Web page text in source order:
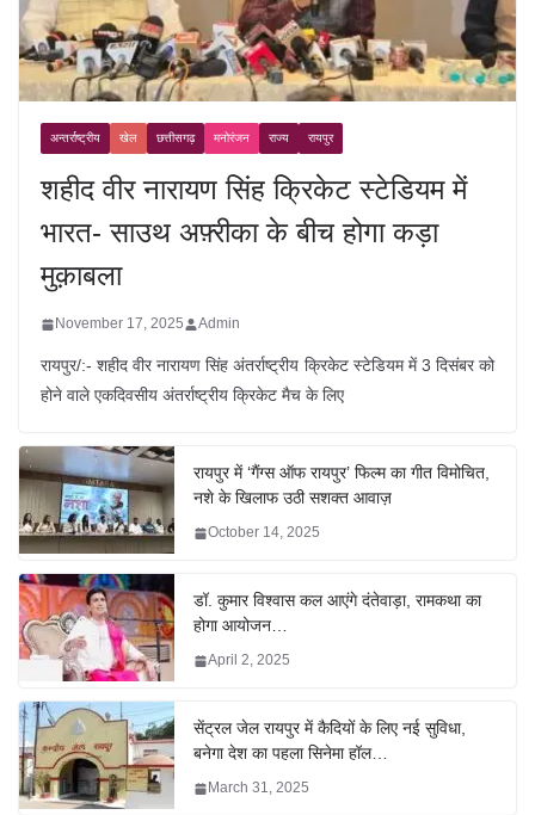
अन्तर्राष्ट्रीय खेल छत्तीसगढ़ मनोरंजन राज्य रायपुर
शहीद वीर नारायण सिंह क्रिकेट स्टेडियम में
भारत- साउथ अफ़्रीका के बीच होगा कड़ा
मुक़ाबला
November 17, 2025 Admin
रायपुर/:- शहीद वीर नारायण सिंह अंतर्राष्ट्रीय क्रिकेट स्टेडियम में 3 दिसंबर को
होने वाले एकदिवसीय अंतर्राष्ट्रीय क्रिकेट मैच के लिए
रायपुर में ‘गैंग्स ऑफ रायपुर’ फिल्म का गीत विमोचित,
नशे के खिलाफ उठी सशक्त आवाज़
October 14, 2025
डॉ. कुमार विश्वास कल आएंगे दंतेवाड़ा, रामकथा का
होगा आयोजन…
April 2, 2025
सेंट्रल जेल रायपुर में कैदियों के लिए नई सुविधा,
बनेगा देश का पहला सिनेमा हॉल…
March 31, 2025